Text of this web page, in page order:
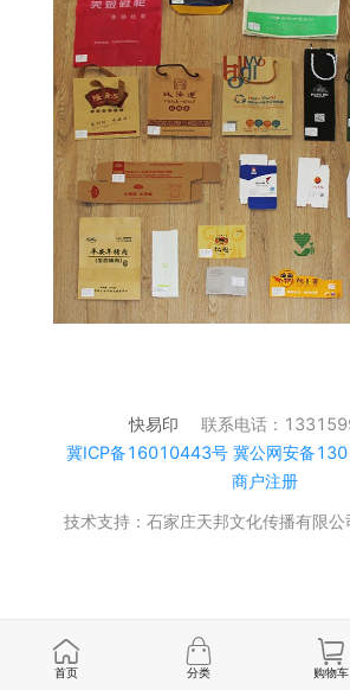
快易印
联系电话：
冀ICP备16010443号 冀公网安备
商户注册
技术支持：石家庄天邦文化传播有限
首页 分类 购物车